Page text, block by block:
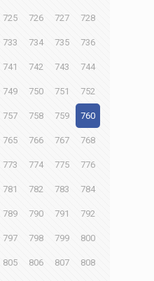
725 726 727 728
733 734 735 736
741 742 743 744
749 750 751 752
757 758 759 760
765 766 767 768
773 774 775 776
781 782 783 784
789 790 791 792
797 798 799 800
805 806 807 808